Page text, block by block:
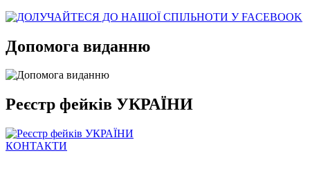
Допомога виданню
Реєстр фейків УКРАЇНИ
КОНТАКТИ